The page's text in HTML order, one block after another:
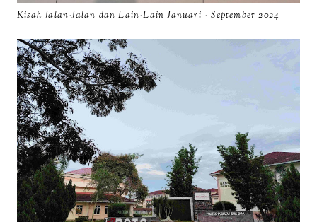
Kisah Jalan-Jalan dan Lain-Lain Januari - September 2024